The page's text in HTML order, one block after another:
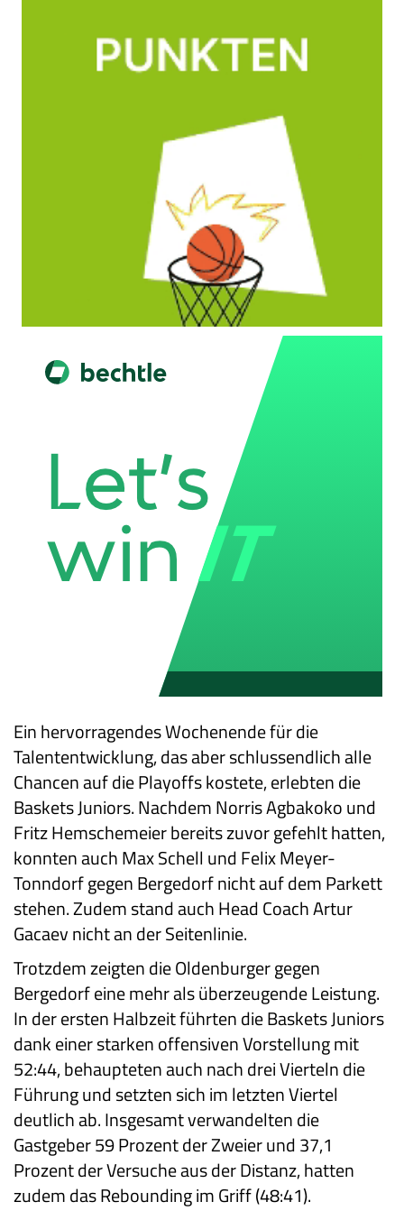
Ein hervorragendes Wochenende für die
Talententwicklung, das aber schlussendlich alle
Chancen auf die Playoffs kostete, erlebten die
Baskets Juniors. Nachdem Norris Agbakoko und
Fritz Hemschemeier bereits zuvor gefehlt hatten,
konnten auch Max Schell und Felix Meyer-
Tonndorf gegen Bergedorf nicht auf dem Parkett
stehen. Zudem stand auch Head Coach Artur
Gacaev nicht an der Seitenlinie.
Trotzdem zeigten die Oldenburger gegen
Bergedorf eine mehr als überzeugende Leistung.
In der ersten Halbzeit führten die Baskets Juniors
dank einer starken offensiven Vorstellung mit
52:44, behaupteten auch nach drei Vierteln die
Führung und setzten sich im letzten Viertel
deutlich ab. Insgesamt verwandelten die
Gastgeber 59 Prozent der Zweier und 37,1
Prozent der Versuche aus der Distanz, hatten
zudem das Rebounding im Griff (48:41).